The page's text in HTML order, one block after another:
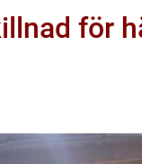
för